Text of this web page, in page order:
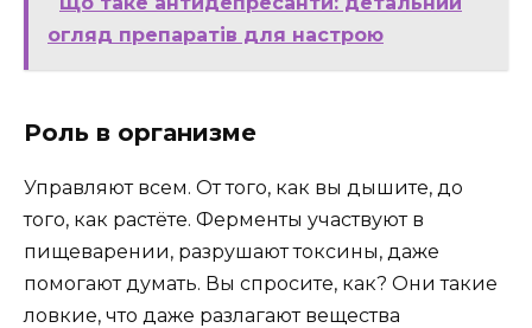
огляд препаратів для настрою
Роль в организме
Управляют всем. От того, как вы дышите, до
того, как растёте. Ферменты участвуют в
пищеварении, разрушают токсины, даже
помогают думать. Вы спросите, как? Они такие
ловкие, что даже разлагают вещества